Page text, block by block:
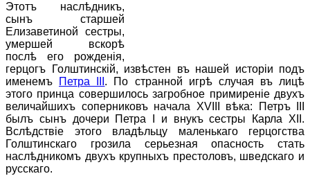
Этотъ наслѣдникъ,
сынъ старшей
Елизаветиной сестры,
умершей вскорѣ
послѣ его рожденiя,
герцогъ Голштинскiй, извѣстен въ нашей исторiи подъ
именемъ
Петра III . По странной игрѣ случая въ лицѣ
этого принца совершилось загробное примиренiе двухъ
величайшихъ соперниковъ начала XVIII вѣка: Петръ III
былъ сынъ дочери Петра I и внукъ сестры Карла XII.
Вслѣдствiе этого владѣльцу маленькаго герцогства
Голштинскаго грозила серьезная опасность стать
наслѣдникомъ двухъ крупныхъ престоловъ, шведскаго и
русскаго.